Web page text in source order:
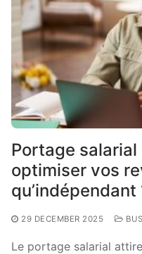
Portage
optimiser vos
qu’indépendant
29 DECEMBER 2025
Le portage salarial